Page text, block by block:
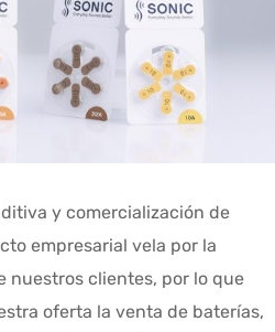
y comercialización de
empresarial vela por la
nuestros clientes, por lo que
oferta la venta de baterías,